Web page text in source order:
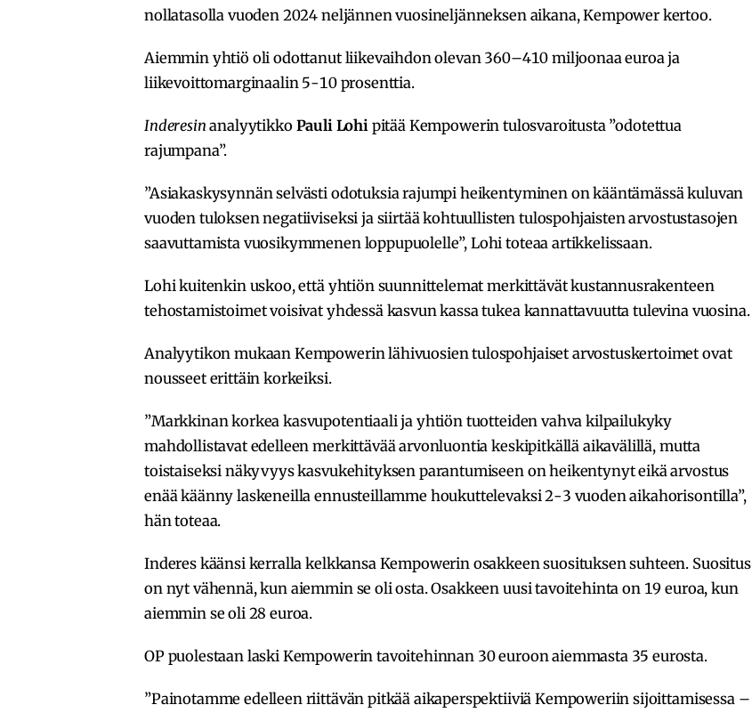
nollatasolla vuoden 2024 neljännen vuosineljänneksen aikana, Kempower kertoo.
Aiemmin yhtiö oli odottanut liikevaihdon olevan 360–410 miljoonaa euroa ja
liikevoittomarginaalin 5-10 prosenttia.
Inderesinanalyytikko Pauli Lohi pitää Kempowerin tulosvaroitusta ”odotettua
rajumpana”.
”Asiakaskysynnän selvästi odotuksia rajumpi heikentyminen on kääntämässä kuluvan
vuoden tuloksen negatiiviseksi ja siirtää kohtuullisten tulospohjaisten arvostustasojen
saavuttamista vuosikymmenen loppupuolelle”, Lohi toteaa artikkelissaan.
Lohi kuitenkin uskoo, että yhtiön suunnittelemat merkittävät kustannusrakenteen
tehostamistoimet voisivat yhdessä kasvun kassa tukea kannattavuutta tulevina vuosina.
Analyytikon mukaan Kempowerin lähivuosien tulospohjaiset arvostuskertoimet ovat
nousseet erittäin korkeiksi.
”Markkinan korkea kasvupotentiaali ja yhtiön tuotteiden vahva kilpailukyky
mahdollistavat edelleen merkittävää arvonluontia keskipitkällä aikavälillä, mutta
toistaiseksi näkyvyys kasvukehityksen parantumiseen on heikentynyt eikä arvostus
enää käänny laskeneilla ennusteillamme houkuttelevaksi 2-3 vuoden aikahorisontilla”,
hän toteaa.
Inderes käänsi kerralla kelkkansa Kempowerin osakkeen suosituksen suhteen. Suositus
on nyt vähennä, kun aiemmin se oli osta. Osakkeen uusi tavoitehinta on 19 euroa, kun
aiemmin se oli 28 euroa.
OP puolestaan laski Kempowerin tavoitehinnan 30 euroon aiemmasta 35 eurosta.
”Painotamme edelleen riittävän pitkää aikaperspektiiviä Kempoweriin sijoittamisessa –